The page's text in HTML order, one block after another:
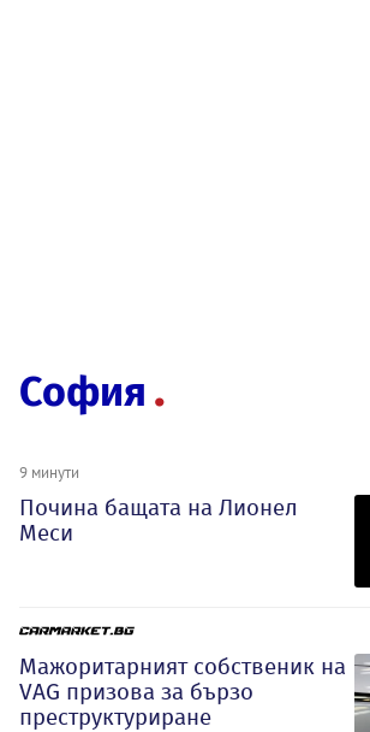
София
9 минути
Почина бащата на Лионел
Меси
Мажоритарният собственик на
VAG призова за бързо
преструктуриране